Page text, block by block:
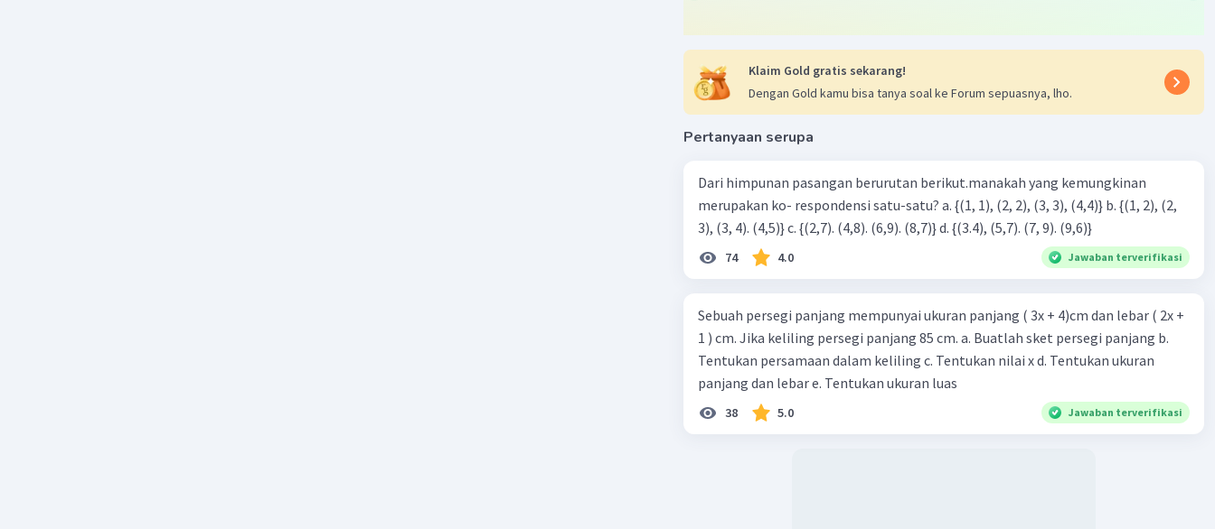
Klaim Gold gratis sekarang!
Dengan Gold kamu bisa tanya soal ke Forum sepuasnya, lho.
Pertanyaan serupa
Dari himpunan pasangan berurutan berikut.manakah yang kemungkinan
merupakan ko- respondensi satu-satu? a. {(1, 1), (2, 2), (3, 3), (4,4)} b. {(1, 2), (2,
3), (3, 4). (4,5)} c. {(2,7). (4,8). (6,9). (8,7)} d. {(3.4), (5,7). (7, 9). (9,6)}
74 4.0 Jawaban terverifikasi
Sebuah persegi panjang mempunyai ukuran panjang ( 3x + 4)cm dan lebar ( 2x +
1 ) cm. Jika keliling persegi panjang 85 cm. a. Buatlah sket persegi panjang b.
Tentukan persamaan dalam keliling c. Tentukan nilai x d. Tentukan ukuran
panjang dan lebar e. Tentukan ukuran luas
38 5.0 Jawaban terverifikasi